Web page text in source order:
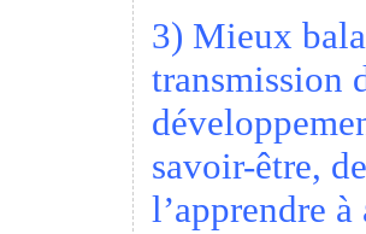
3) Mieux
transmission
savoir-être,
l’apprendre